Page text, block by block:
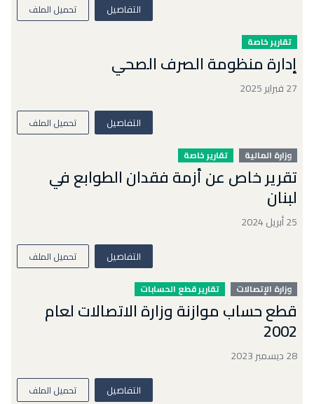
التفاصيل تحميل الملف
تقارير خاصة
إدارة منظومة الصرف الصحي
27 فبراير 2025
التفاصيل تحميل الملف
وزارة المالية تقارير خاصة
تقرير خاص عن أزمة فقدان الطوابع في
لبنان
25 أبريل 2024
التفاصيل تحميل الملف
وزارة الإتصالات تقارير قطع الحسابات
قطع حساب موازنة وزارة الاتصالات لعام
2002
28 ديسمبر 2023
التفاصيل تحميل الملف